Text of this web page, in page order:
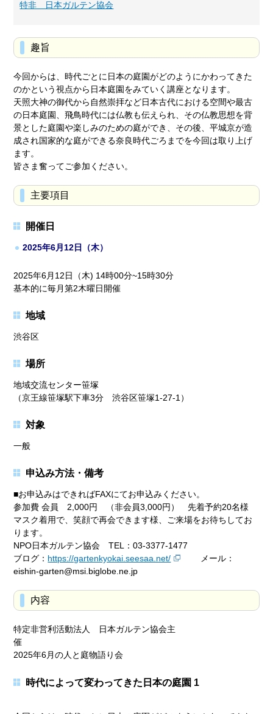
特非 日本ガルテン協会
趣旨
今回からは、時代ごとに日本の庭園がどのようにかわってきた
のかという視点から日本庭園をみていく講座となります。
天照大神の御代から自然崇拝など日本古代における空間や最古
の日本庭園、飛鳥時代には仏教も伝えられ、その仏教思想を背
景とした庭園や楽しみのための庭ができ、その後、平城京が造
成され国家的な庭ができる奈良時代ごろまでを今回は取り上げ
ます。
皆さま奮ってご参加ください。
主要項目
開催日
2025年6月12日（木）
2025年6月12日（木) 14時00分~15時30分
基本的に毎月第2木曜日開催
地域
渋谷区
場所
地域交流センター笹塚
（京王線笹塚駅下車3分 渋谷区笹塚1-27-1）
対象
一般
申込み方法・備考
■お申込みはできればFAXにてお申込みください。
参加費 会員 2,000円 （非会員3,000円） 先着予約20名様
マスク着用で、笑顔で再会できます様、ご来場をお待ちしてお
ります。
NPO日本ガルテン協会 TEL：03-3377-1477
ブログ： https://gartenkyokai.seesaa.net/
メール：
eishin-garten@msi.biglobe.ne.jp
内容
特定非営利活動法人 日本ガルテン協会主
催
2025年6月の人と庭物語り会
時代によって変わってきた日本の庭園 1